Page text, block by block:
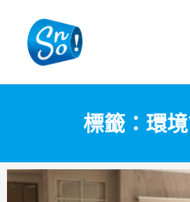
標籤：環